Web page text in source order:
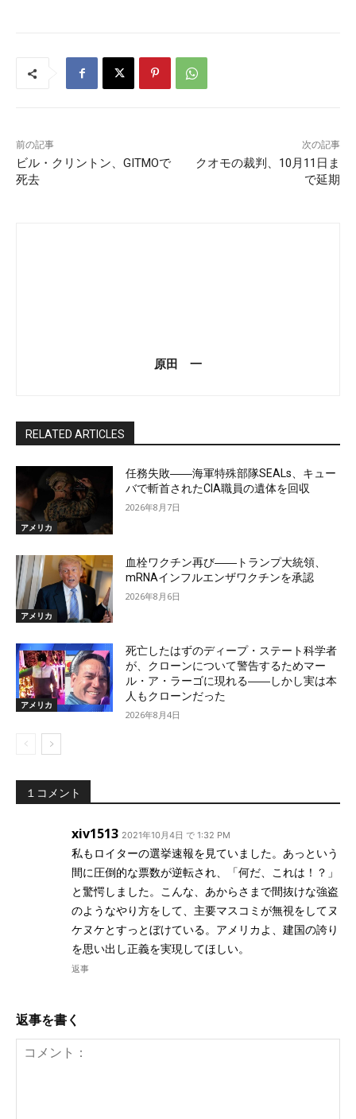
前の記事
ビル・クリントン、GITMOで
死去
次の記事
クオモの裁判、10月11日ま
で延期
原田 一
RELATED ARTICLES
アメリカ
任務失敗――海軍特殊部隊SEALs、キュー
バで斬首されたCIA職員の遺体を回収
2026年8月7日
アメリカ
血栓ワクチン再び――トランプ大統領、
mRNAインフルエンザワクチンを承認
2026年8月6日
アメリカ
死亡したはずのディープ・ステート科学者
が、クローンについて警告するためマー
ル・ア・ラーゴに現れる――しかし実は本
人もクローンだった
2026年8月4日
１コメント
xiv1513 2021年10月4日 で 1:32 PM
私もロイターの選挙速報を見ていました。あっという
間に圧倒的な票数が逆転され、「何だ、これは！？」
と驚愕しました。こんな、あからさまで間抜けな強盗
のようなやり方をして、主要マスコミが無視をしてヌ
ケヌケとすっとぼけている。アメリカよ、建国の誇り
を思い出し正義を実現してほしい。
返事
返事を書く